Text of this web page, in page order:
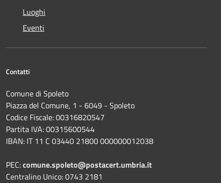
Luoghi
Eventi
Contatti
Comune di Spoleto
Piazza del Comune, 1 - 6049 - Spoleto
Codice Fiscale: 00316820547
Partita IVA: 00315600544
IBAN: IT 11 C 03440 21800 000000012038
PEC:comune.spoleto@postacert.umbria.it
Centralino Unico: 0743 2181